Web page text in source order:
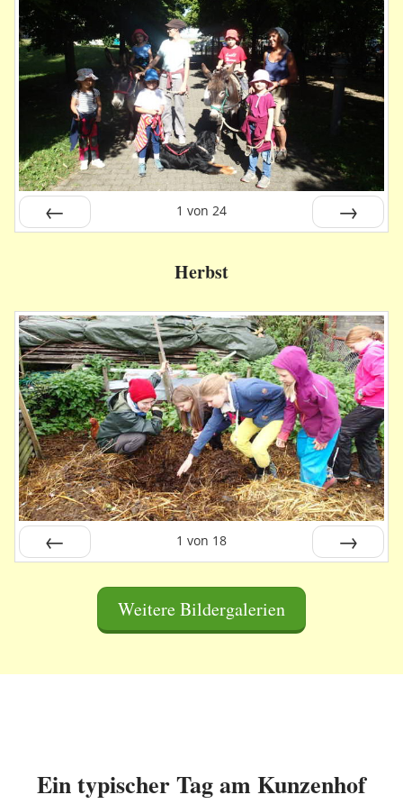
1 von 24
Herbst
1 von 18
Weitere Bildergalerien
Ein typischer Tag am Kunzenhof